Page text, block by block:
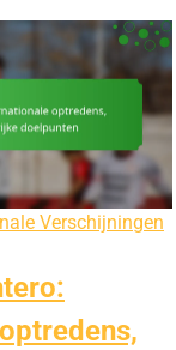
Verschijningen